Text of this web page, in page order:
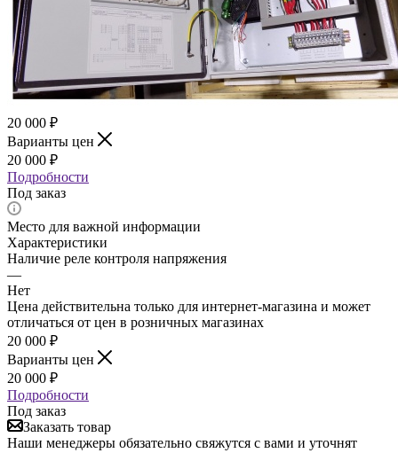
20 000 ₽
Варианты цен
20 000 ₽
Подробности
Под заказ
Место для важной информации
Характеристики
Наличие реле контроля напряжения
—
Нет
Цена действительна только для интернет-магазина и может
отличаться от цен в розничных магазинах
20 000 ₽
Варианты цен
20 000 ₽
Подробности
Под заказ
Заказать товар
Наши менеджеры обязательно свяжутся с вами и уточнят